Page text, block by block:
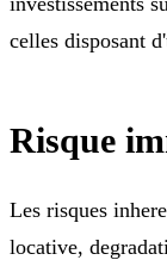
celles disposant
Risque
Les risques
locative,